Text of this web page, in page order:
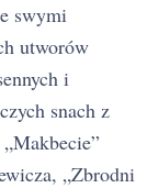
swymi
utworów
i
snach z
„Zbrodni